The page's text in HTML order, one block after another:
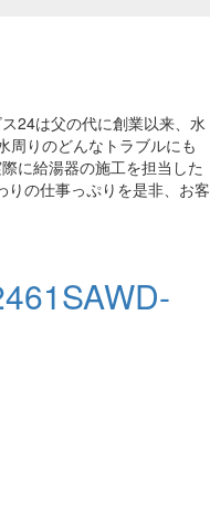
24は父の代に創業以来、水
周りのどんなトラブルにも
に給湯器の施工を担当した
の仕事っぷりを是非、お客